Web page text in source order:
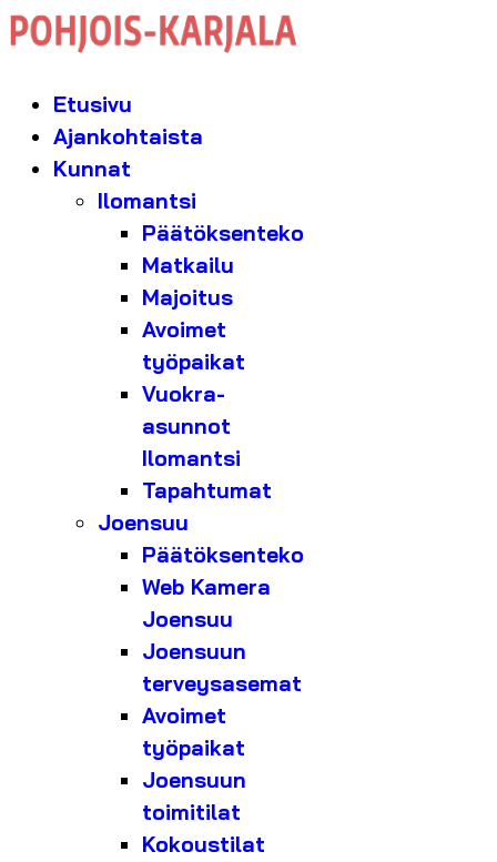
Etusivu
Ajankohtaista
Kunnat
Ilomantsi
Päätöksenteko
Matkailu
Majoitus
Avoimet
työpaikat
Vuokra-
asunnot
Ilomantsi
Tapahtumat
Joensuu
Päätöksenteko
Web Kamera
Joensuu
Joensuun
terveysasemat
Avoimet
työpaikat
Joensuun
toimitilat
Kokoustilat